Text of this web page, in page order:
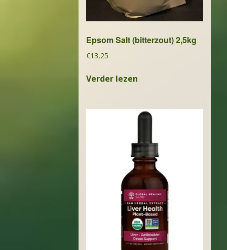
Epsom Salt (bitterzout) 2,5kg
€13,25
Verder lezen